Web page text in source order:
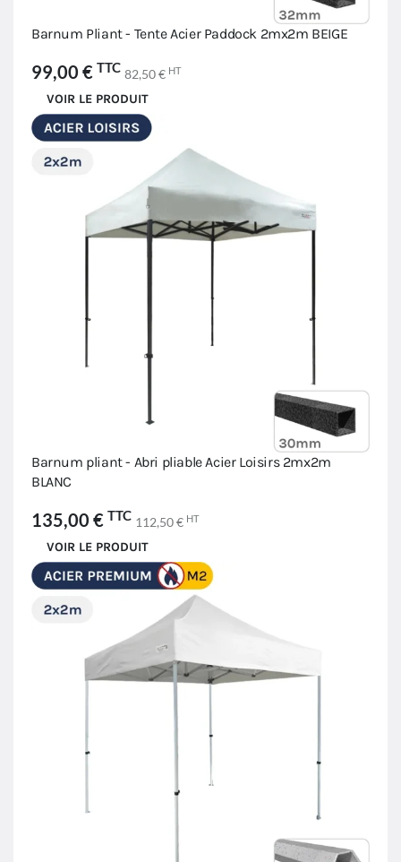
Barnum Pliant - Tente Acier Paddock 2mx2m BEIGE
99,00 € TTC 82,50 € HT
VOIR LE PRODUIT
Barnum pliant - Abri pliable Acier Loisirs 2mx2m
BLANC
135,00 € TTC 112,50 € HT
VOIR LE PRODUIT